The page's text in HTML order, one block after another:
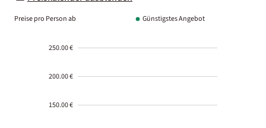
Preise pro Person ab Günstigstes Angebot
250.00 €
200.00 €
150.00 €